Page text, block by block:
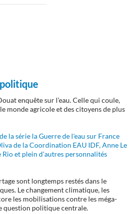
politique
enquête sur l’eau. Celle qui coule,
monde agricole et des citoyens de plus
la série la Guerre de l'eau sur France
de la Coordination EAU IDF, Anne Le
et plein d'autres personnalités
sont longtemps restés dans le
Le changement climatique, les
les mobilisations contre les méga-
question politique centrale.